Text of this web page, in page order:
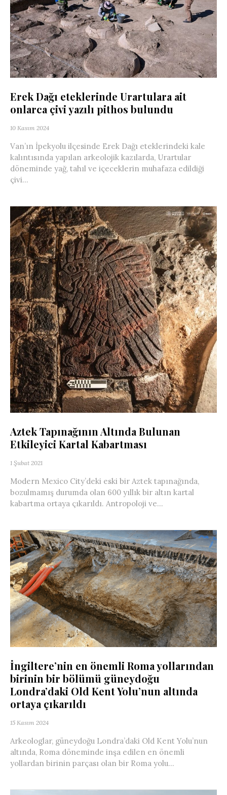
Erek Dağı eteklerinde Urartulara ait
onlarca çivi yazılı pithos bulundu
10 Kasım 2024
Van’ın İpekyolu ilçesinde Erek Dağı eteklerindeki kale
kalıntısında yapılan arkeolojik kazılarda, Urartular
döneminde yağ, tahıl ve içeceklerin muhafaza edildiği
çivi...
Aztek Tapınağının Altında Bulunan
Etkileyici Kartal Kabartması
1 Şubat 2021
Modern Mexico City’deki eski bir Aztek tapınağında,
bozulmamış durumda olan 600 yıllık bir altın kartal
kabartma ortaya çıkarıldı. Antropoloji ve...
İngiltere’nin en önemli Roma yollarından
birinin bir bölümü güneydoğu
Londra’daki Old Kent Yolu’nun altında
ortaya çıkarıldı
15 Kasım 2024
Arkeologlar, güneydoğu Londra’daki Old Kent Yolu’nun
altında, Roma döneminde inşa edilen en önemli
yollardan birinin parçası olan bir Roma yolu...